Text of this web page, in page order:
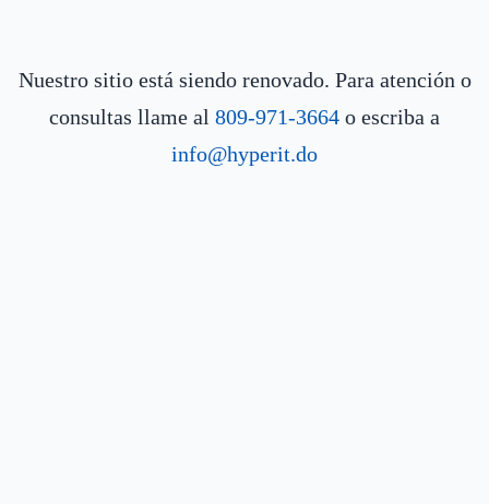
Nuestro sitio está siendo renovado. Para atención o
consultas llame al 809-971-3664 o escriba a
info@hyperit.do